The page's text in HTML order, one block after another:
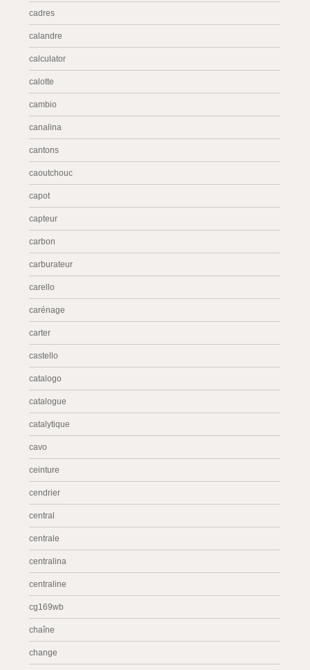
cadres
calandre
calculator
calotte
cambio
canalina
cantons
caoutchouc
capot
capteur
carbon
carburateur
carello
carénage
carter
castello
catalogo
catalogue
catalytique
cavo
ceinture
cendrier
central
centrale
centralina
centraline
cg169wb
chaîne
change